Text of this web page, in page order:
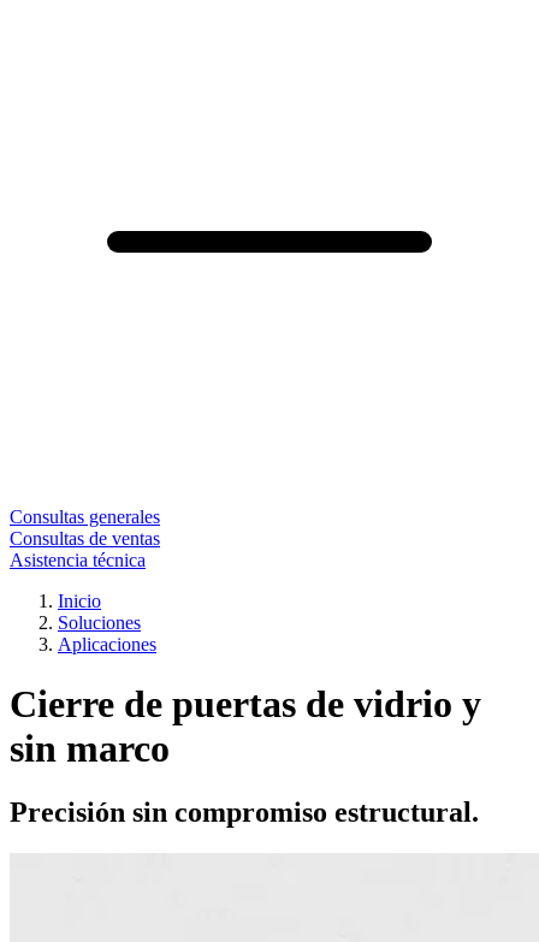
Consultas generales
Consultas de ventas
Asistencia técnica
Inicio
Soluciones
Aplicaciones
Cierre de puertas de vidrio y
sin marco
Precisión sin compromiso estructural.